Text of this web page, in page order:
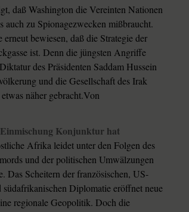
daß Washington die Vereinten Nationen
auch zu Spionagezwecken mißbraucht.
erneut bewiesen, daß die Strategie der
ist. Denn die jüngsten Angriffe
des Präsidenten Saddam Hussein
und die Gesellschaft des Irak
näher gebracht.Von
Konjunktur hat
Afrika leidet unter den Folgen des
und der politischen Umwälzungen
Das Scheitern der französischen, US-
südafrikanischen Diplomatie eröffnet neue
regionale Geopolitik. Doch die